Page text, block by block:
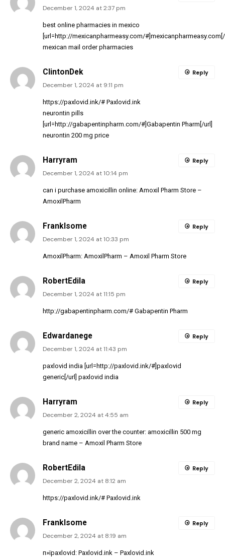
December 1, 2024 at 2:37 pm
best online pharmacies in mexico
[url=http://mexicanpharmeasy.com/
mexican mail order pharmacies
ClintonDek
December 1, 2024 at 9:11 pm
https://paxlovid.ink/# Paxlovid.ink
neurontin pills
[url=http://gabapentinpharm.com/#]Gabapentin Pharm[/url]
neurontin 200 mg price
Reply
Harryram
December 1, 2024 at 10:14 pm
can i purchase amoxicillin online: Amoxil Pharm Store –
AmoxilPharm
Reply
FrankIsome
December 1, 2024 at 10:33 pm
AmoxilPharm: AmoxilPharm – Amoxil Pharm Store
Reply
RobertEdila
December 1, 2024 at 11:15 pm
http://gabapentinpharm.com/# Gabapentin Pharm
Reply
Edwardanege
December 1, 2024 at 11:43 pm
paxlovid india [url=http://paxlovid.ink/#]paxlovid
generic[/url] paxlovid india
Reply
Harryram
December 2, 2024 at 4:55 am
generic amoxicillin over the counter: amoxicillin 500 mg
brand name – Amoxil Pharm Store
Reply
RobertEdila
December 2, 2024 at 8:12 am
https://paxlovid.ink/# Paxlovid.ink
Reply
FrankIsome
December 2, 2024 at 8:19 am
п»їpaxlovid: Paxlovid.ink – Paxlovid.ink
Reply